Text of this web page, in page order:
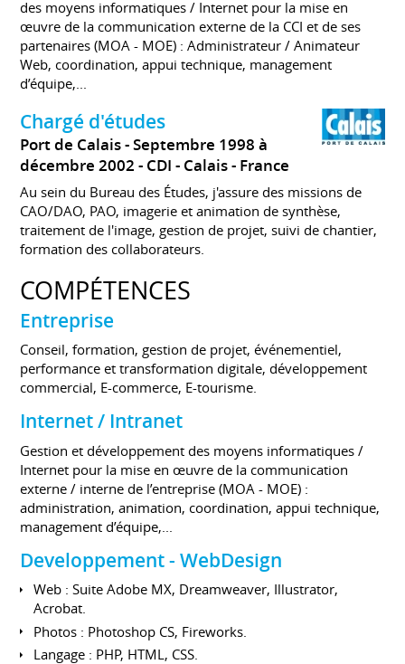
des moyens informatiques / Internet pour la mise en
œuvre de la communication externe de la CCI et de ses
partenaires (MOA - MOE) : Administrateur / Animateur
Web, coordination, appui technique, management
d’équipe,...
Chargé d'études
Port de Calais
Septembre 1998 à
décembre 2002 CDI Calais France
Au sein du Bureau des Études, j'assure des missions de
CAO/DAO, PAO, imagerie et animation de synthèse,
traitement de l'image, gestion de projet, suivi de chantier,
formation des collaborateurs.
COMPÉTENCES
Entreprise
Conseil, formation, gestion de projet, événementiel,
performance et transformation digitale, développement
commercial, E-commerce, E-tourisme.
Internet / Intranet
Gestion et développement des moyens informatiques /
Internet pour la mise en œuvre de la communication
externe / interne de l’entreprise (MOA - MOE) :
administration, animation, coordination, appui technique,
management d’équipe,...
Developpement - WebDesign
Web : Suite Adobe MX, Dreamweaver, Illustrator,
Acrobat.
Photos : Photoshop CS, Fireworks.
Langage : PHP, HTML, CSS.